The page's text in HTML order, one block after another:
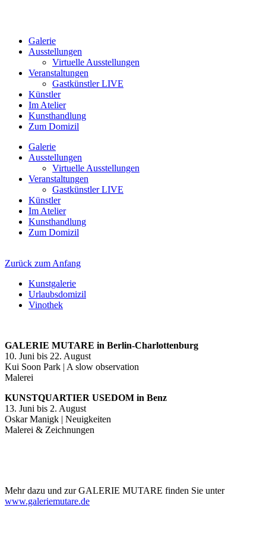
Galerie
Ausstellungen
Virtuelle Ausstellungen
Veranstaltungen
Gastkünstler LIVE
Künstler
Im Atelier
Kunsthandlung
Zum Domizil
Galerie
Ausstellungen
Virtuelle Ausstellungen
Veranstaltungen
Gastkünstler LIVE
Künstler
Im Atelier
Kunsthandlung
Zum Domizil
Zurück zum Anfang
Kunstgalerie
Urlaubsdomizil
Vinothek
GALERIE MUTARE in Berlin-Charlottenburg
10. Juni bis 22. August
Kui Soon Park | A slow observation
Malerei
KUNSTQUARTIER USEDOM in Benz
13. Juni bis 2. August
Oskar Manigk | Neuigkeiten
Malerei & Zeichnungen
Mehr dazu und zur GALERIE MUTARE finden Sie unter
www.galeriemutare.de